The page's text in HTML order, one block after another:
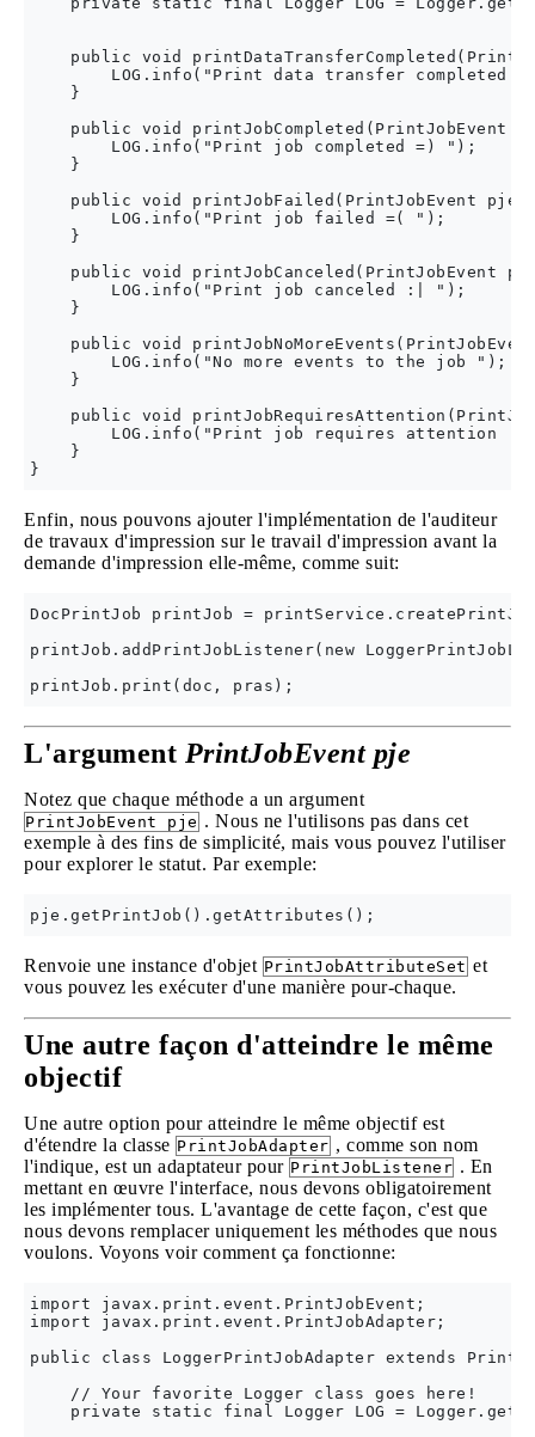
public void
LOG.info("Print data transfer completed
    }
public void printJobCompleted(PrintJobEvent
        LOG.info("Print job completed =) ");
    }
public void printJobFailed(PrintJobEvent pje)
        LOG.info("Print job failed =( ");
    }
public void printJobCanceled(PrintJobEvent
        LOG.info("Print job canceled :| ");
    }
public void
        LOG.info("No more events to the job ");
    }
public void
LOG.info("Print job requires attention :O
    }
Enfin, nous pouvons ajouter l'implémentation de l'auditeur
de travaux d'impression sur le travail d'impression avant la
demande d'impression elle-même, comme suit:
DocPrintJob printJob =
printJob.addPrintJobListener(new
L'argument PrintJobEvent pje
Notez que chaque méthode a un argument
PrintJobEvent pje . Nous ne l'utilisons pas dans cet
exemple à des fins de simplicité, mais vous pouvez l'utiliser
pour explorer le statut. Par exemple:
Renvoie une instance d'objet PrintJobAttributeSet et
vous pouvez les exécuter d'une manière pour-chaque.
Une autre façon d'atteindre le même
objectif
Une autre option pour atteindre le même objectif est
d'étendre la classe PrintJobAdapter , comme son nom
l'indique, est un adaptateur pour PrintJobListener . En
mettant en œuvre l'interface, nous devons obligatoirement
les implémenter tous. L'avantage de cette façon, c'est que
nous devons remplacer uniquement les méthodes que nous
voulons. Voyons voir comment ça fonctionne:
import javax.print.event.PrintJobEvent;
import javax.print.event.PrintJobAdapter;
public class LoggerPrintJobAdapter extends
    // Your favorite Logger class goes here!
private static final Logger LOG =